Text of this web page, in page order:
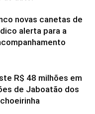
novas canetas de
alerta para a
R$ 48 milhões em
de Jaboatão dos